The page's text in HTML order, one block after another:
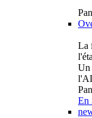
La
Un
En